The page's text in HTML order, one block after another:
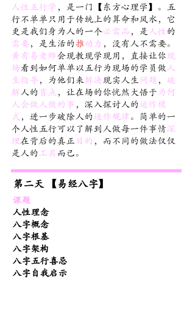
人性五行学 ，是一门【东方心理学】。五
行不单单只用于传统上的算命和风水，它
更是我们身为人的一个必需品，是人性的
需要，是生活的推动力 ，没有人不需要。
黃有易老师会现教现学现用，直接让你现
场看到如何单单以五行为现场的学员做人
生指导，为他们来解决现实人生 问题， 破
解人的盲点，让在场的你恍然大悟于 为何
人会做人做的事 ，深入探讨人的运作模
式，进一步破除人的运作规律。简单的一
个人性五行可以了解到人做每一件事情深
埋在背后的真正 目的 ，而不同的做法仅仅
是人的工具而已。
第二天 【易经八字】
课题
人性理念
八字概念
八字根基
八字架构
八字五行喜忌
八字自我启示